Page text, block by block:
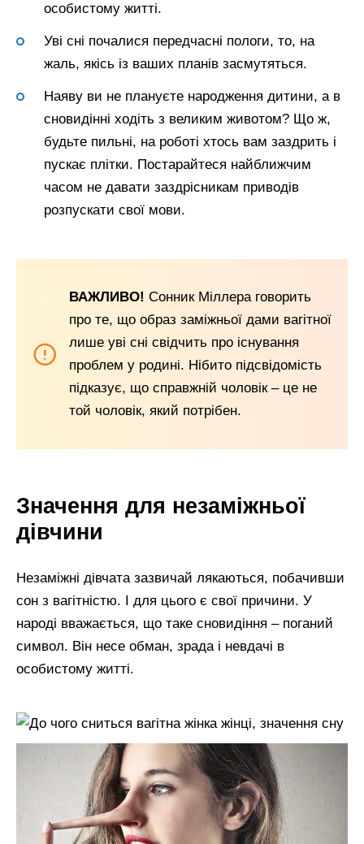
особистому житті.
Уві сні почалися передчасні пологи, то, на
жаль, якісь із ваших планів засмутяться.
Наяву ви не плануєте народження дитини, а в
сновидінні ходіть з великим животом? Що ж,
будьте пильні, на роботі хтось вам заздрить і
пускає плітки. Постарайтеся найближчим
часом не давати заздрісникам приводів
розпускати свої мови.
ВАЖЛИВО! Сонник Міллера говорить
про те, що образ заміжньої дами вагітної
лише уві сні свідчить про існування
проблем у родині. Нібито підсвідомість
підказує, що справжній чоловік – це не
той чоловік, який потрібен.
Значення для незаміжньої
дівчини
Незаміжні дівчата зазвичай лякаються, побачивши
сон з вагітністю. І для цього є свої причини. У
народі вважається, що таке сновидіння – поганий
символ. Він несе обман, зрада і невдачі в
особистому житті.